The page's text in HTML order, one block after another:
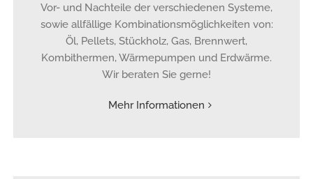
Vor- und Nachteile der verschiedenen Systeme,
sowie allfällige Kombinationsmöglichkeiten von:
Öl, Pellets, Stückholz, Gas, Brennwert,
Kombithermen, Wärmepumpen und Erdwärme.
Wir beraten Sie gerne!
Mehr Informationen